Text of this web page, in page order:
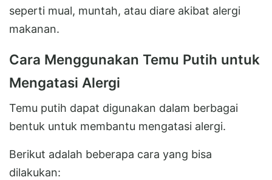
seperti mual, muntah, atau diare akibat alergi
makanan.
Cara Menggunakan Temu Putih untuk
Mengatasi Alergi
Temu putih dapat digunakan dalam berbagai
bentuk untuk membantu mengatasi alergi.
Berikut adalah beberapa cara yang bisa
dilakukan: